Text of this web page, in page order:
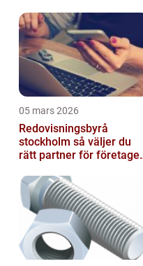
05 mars 2026
Redovisningsbyrå
stockholm så väljer du
rätt partner för